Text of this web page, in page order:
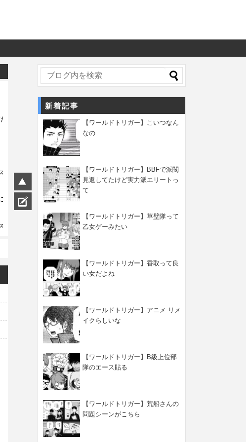
新着記事
【ワールドトリガー】こいつなん
なの
【ワールドトリガー】BBFで派閥
見返してたけど実力派エリートっ
て
【ワールドトリガー】草壁隊って
乙女ゲーみたい
【ワールドトリガー】香取って良
い女だよね
【ワールドトリガー】アニメ リメ
イクらしいな
【ワールドトリガー】B級上位部
隊のエース貼る
【ワールドトリガー】荒船さんの
問題シーンがこちら